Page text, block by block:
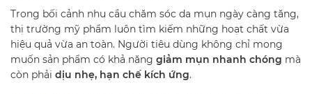
Trong bối cảnh nhu cầu chăm sóc da mụn ngày càng tăng,
thị trường mỹ phẩm luôn tìm kiếm những hoạt chất vừa
hiệu quả vừa an toàn. Người tiêu dùng không chỉ mong
muốn sản phẩm có khả năng giảm mụn nhanh chóng mà
còn phải dịu nhẹ, hạn chế kích ứng.